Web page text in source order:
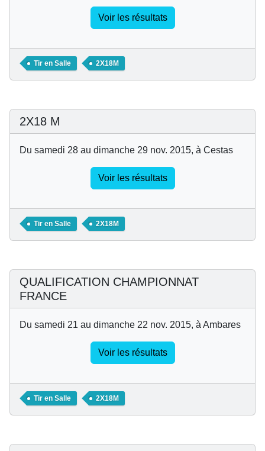
Voir les résultats
Tir en Salle 2X18M
2X18 M
Du samedi 28 au dimanche 29 nov. 2015, à Cestas
Voir les résultats
Tir en Salle 2X18M
QUALIFICATION CHAMPIONNAT
FRANCE
Du samedi 21 au dimanche 22 nov. 2015, à Ambares
Voir les résultats
Tir en Salle 2X18M